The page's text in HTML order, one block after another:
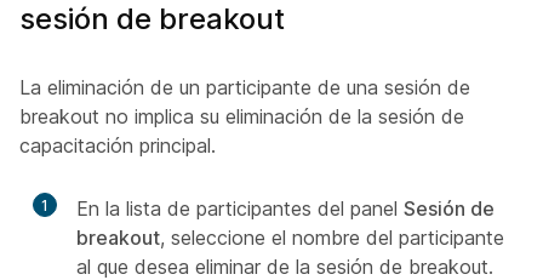
sesión de breakout
La eliminación de un participante de una sesión de
breakout no implica su eliminación de la sesión de
capacitación principal.
1 En la lista de participantes del panel Sesión de
breakout, seleccione el nombre del participante
al que desea eliminar de la sesión de breakout.